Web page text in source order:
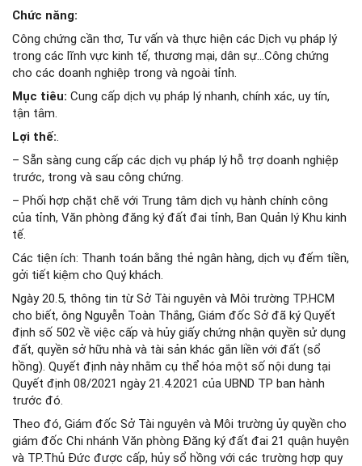
Chức năng:
Công chứng cần thơ, Tư vấn và thực hiện các Dịch vụ pháp lý
trong các lĩnh vực kinh tế, thương mại, dân sự…Công chứng
cho các doanh nghiệp trong và ngoài tỉnh.
Mục tiêu: Cung cấp dịch vụ pháp lý nhanh, chính xác, uy tín,
tận tâm.
Lợi thế:
– Sẵn sàng cung cấp các dịch vụ pháp lý hỗ trợ doanh nghiệp
trước, trong và sau công chứng.
– Phối hợp chặt chẽ với Trung tâm dịch vụ hành chính công
của tỉnh, Văn phòng đăng ký đất đai tỉnh, Ban Quản lý Khu kinh
tế.
Các tiện ích: Thanh toán bằng thẻ ngân hàng, dịch vụ đếm tiền,
gởi tiết kiệm cho Quý khách.
Ngày 20.5, thông tin từ Sở Tài nguyên và Môi trường TP.HCM
cho biết, ông Nguyễn Toàn Thắng, Giám đốc Sở đã ký Quyết
định số 502 về việc cấp và hủy giấy chứng nhận quyền sử dụng
đất, quyền sở hữu nhà và tài sản khác gắn liền với đất (sổ
hồng). Quyết định này nhằm cụ thể hóa một số nội dung tại
Quyết định 08/2021 ngày 21.4.2021 của UBND TP ban hành
trước đó.
Theo đó, Giám đốc Sở Tài nguyên và Môi trường ủy quyền cho
giám đốc Chi nhánh Văn phòng Đăng ký đất đai 21 quận huyện
và TP.Thủ Đức được cấp, hủy sổ hồng với các trường hợp quy